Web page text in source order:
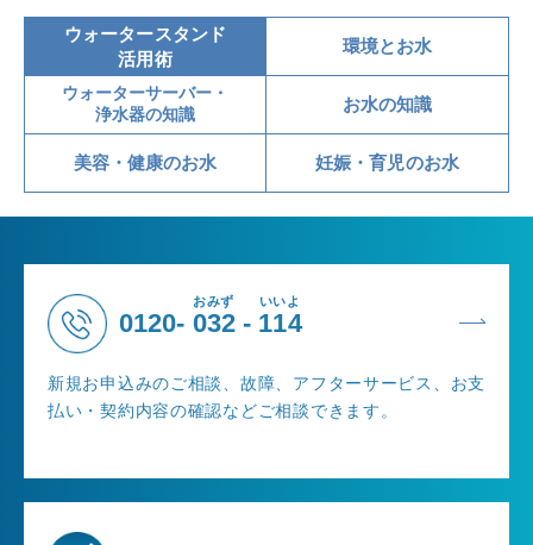
ウォータースタンド
活用術
環境とお水
ウォーターサーバー・
浄水器の知識
お水の知識
美容・健康のお水 妊娠・育児のお水
0120- 032
おみず
- 114
いいよ
新規お申込みのご相談、故障、アフターサービス、お支
払い・契約内容の確認などご相談できます。